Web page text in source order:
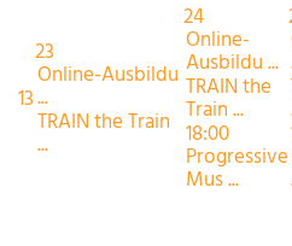
13
23
Online-Ausbildu
...
TRAIN the Train
...
24
Online-
Ausbildu ...
TRAIN the
Train ...
18:00
Progressive
Mus ...